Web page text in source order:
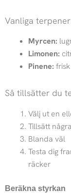
Vanliga
Myrcen:
Limonen:
Pinene:
Så tillsätter du
Välj ut en
Tillsätt
Blanda väl
Testa dig
räcker
Beräkna styrkan